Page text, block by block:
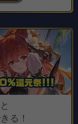
る！